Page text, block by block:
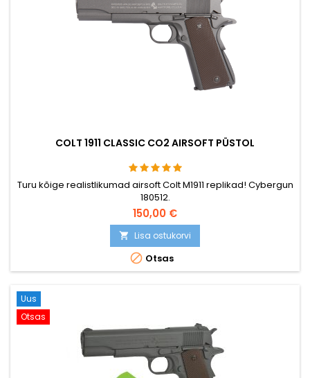
COLT 1911 CLASSIC CO2 AIRSOFT PÜSTOL
Turu kõige realistlikumad airsoft Colt M1911 replikad! Cybergun
180512.
150,00 €
 Lisa ostukorvi
 Otsas
Uus
Otsas